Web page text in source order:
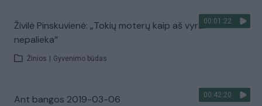
00:01:22
Živilė Pinskuvienė: „Tokių moterų kaip aš vyrai
nepalieka“
Žinios Gyvenimo būdas
00:42:20
Ant bangos 2019-03-06